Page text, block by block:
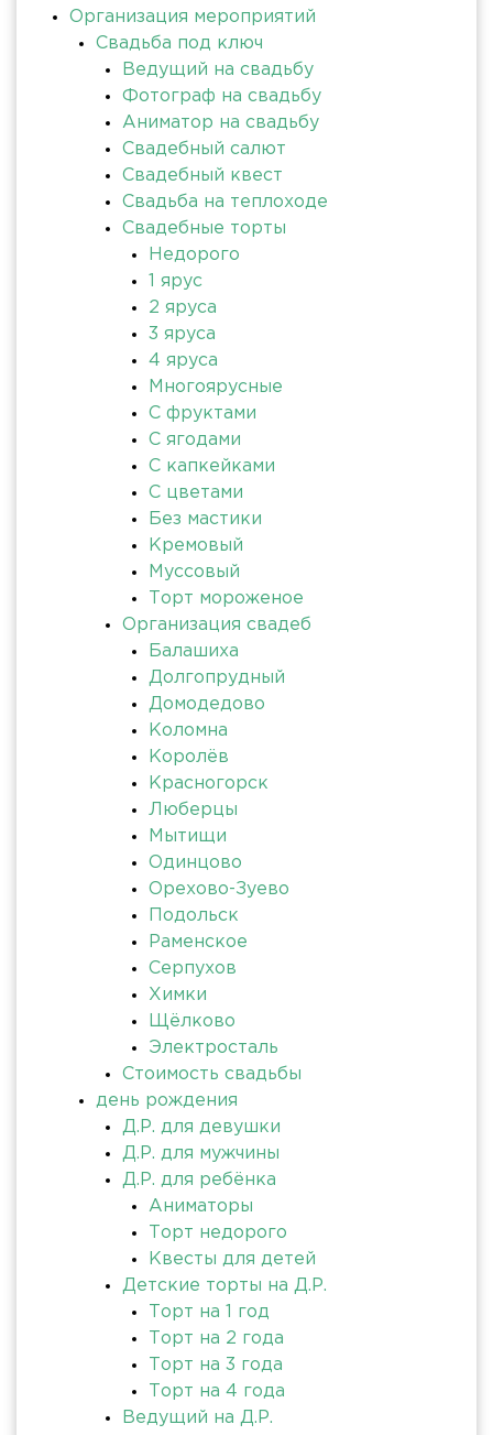
Организация мероприятий
Свадьба под ключ
Ведущий на свадьбу
Фотограф на свадьбу
Аниматор на свадьбу
Свадебный салют
Свадебный квест
Свадьба на теплоходе
Свадебные торты
Недорого
1 ярус
2 яруса
3 яруса
4 яруса
Многоярусные
С фруктами
С ягодами
С капкейками
С цветами
Без мастики
Кремовый
Муссовый
Торт мороженое
Организация свадеб
Балашиха
Долгопрудный
Домодедово
Коломна
Королёв
Красногорск
Люберцы
Мытищи
Одинцово
Орехово-Зуево
Подольск
Раменское
Серпухов
Химки
Щёлково
Электросталь
Стоимость свадьбы
день рождения
Д.Р. для девушки
Д.Р. для мужчины
Д.Р. для ребёнка
Аниматоры
Торт недорого
Квесты для детей
Детские торты на Д.Р.
Торт на 1 год
Торт на 2 года
Торт на 3 года
Торт на 4 года
Ведущий на Д.Р.